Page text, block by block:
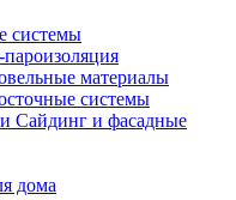
системы
материалы
системы
Сайдинг и фасадные
дома